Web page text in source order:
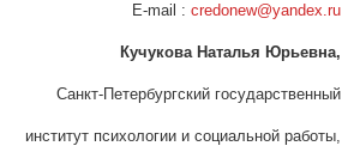
E-mail : credonew@yandex.ru
Кучукова Наталья Юрьевна,
Санкт-Петербургский государственный
институт психологии и социальной работы,